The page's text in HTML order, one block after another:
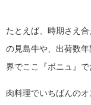
たとえば、時期さえ
の見島牛や、出荷数
界でここ『ボニュ』で
肉料理でいちばんの